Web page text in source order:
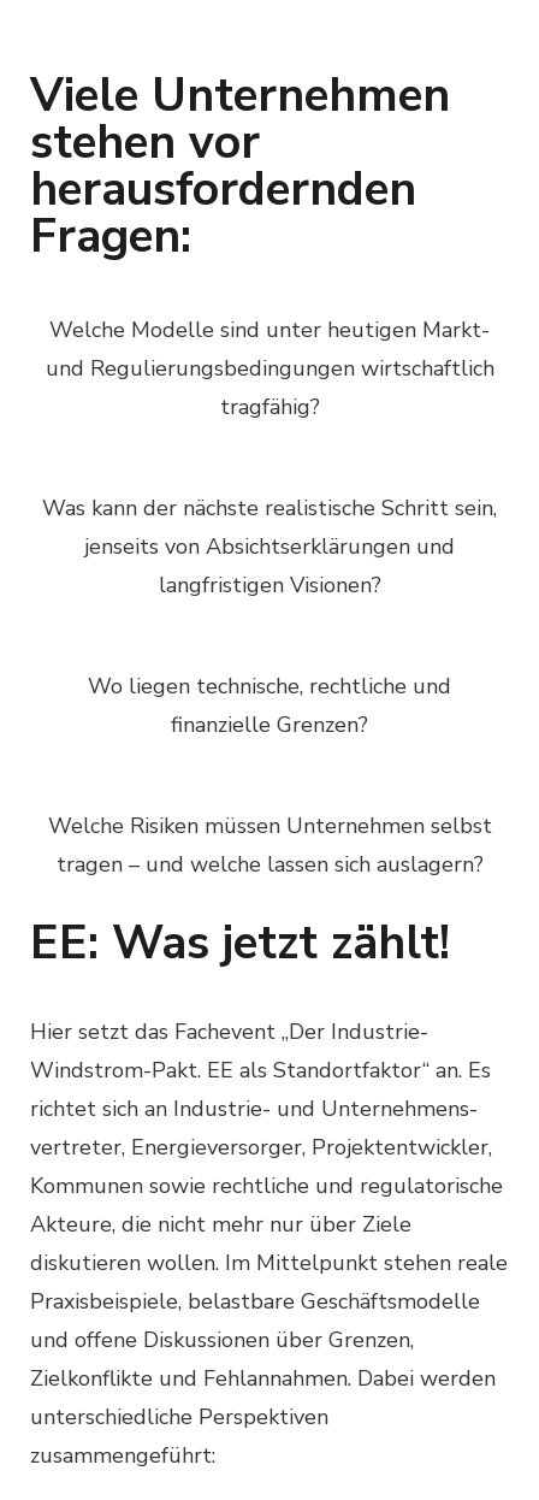
Viele Unternehmen
stehen vor
herausfordernden
Fragen:
Welche Modelle sind unter heutigen Markt-
und Regulierungsbedingungen wirtschaftlich
tragfähig?
Was kann der nächste realistische Schritt sein,
jenseits von Absichtserklärungen und
langfristigen Visionen?
Wo liegen technische, rechtliche und
finanzielle Grenzen?
Welche Risiken müssen Unternehmen selbst
tragen – und welche lassen sich auslagern?
EE: Was jetzt zählt!
Hier setzt das Fachevent „Der Industrie-
Windstrom-Pakt. EE als Standortfaktor“ an. Es
richtet sich an Industrie- und Unternehmens-
vertreter, Energieversorger, Projektentwickler,
Kommunen sowie rechtliche und regulatorische
Akteure, die nicht mehr nur über Ziele
diskutieren wollen. Im Mittelpunkt stehen reale
Praxisbeispiele, belastbare Geschäftsmodelle
und offene Diskussionen über Grenzen,
Zielkonflikte und Fehlannahmen. Dabei werden
unterschiedliche Perspektiven
zusammengeführt: